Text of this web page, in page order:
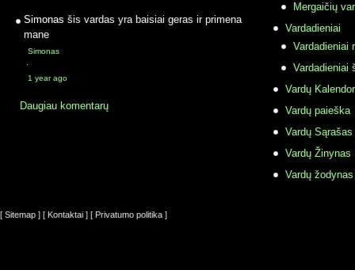
Simonas šis vardas yra baisiai geras ir primena
mane
Simonas
·
1 year ago
Daugiau komentarų
Mergaičių
Vardadieniai
Vardadieniai
Vardadieniai
Vardų
Vardų paieška
Vardų Sąrašas
Vardų Žinynas
Vardų
[ Sitemap ] [ Kontaktai ] [ Privatumo politika ]